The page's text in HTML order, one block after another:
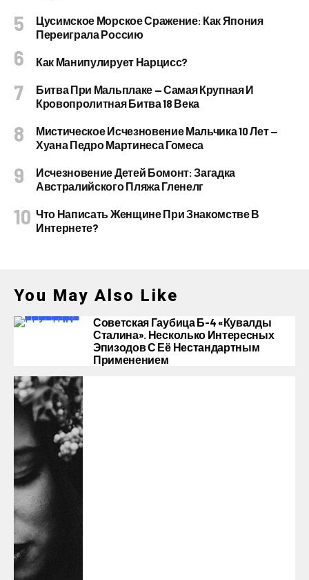
Цусимское Морское Сражение: Как Япония
Переиграла Россию
Как Манипулирует Нарцисс?
Битва При Мальплаке — Самая Крупная И
Кровопролитная Битва 18 Века
Мистическое Исчезновение Мальчика 10 Лет —
Хуана Педро Мартинеса Гомеса
Исчезновение Детей Бомонт: Загадка
Австралийского Пляжа Гленелг
Что Написать Женщине При Знакомстве В
Интернете?
You May Also Like
Советская Гаубица Б-4 «Кувалды
Сталина». Несколько Интересных
Эпизодов С Её Нестандартным
Применением